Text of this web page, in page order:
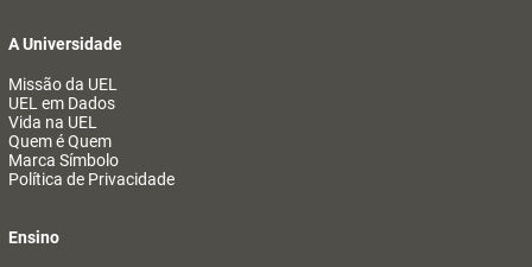
A Universidade
Missão da UEL
UEL em Dados
Vida na UEL
Quem é Quem
Marca Símbolo
Política de Privacidade
Ensino